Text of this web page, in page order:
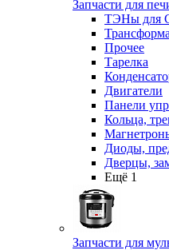
Запчасти для
ТЭНы для
Прочее
Тарелка
Двигатели
Панели
Кольца,
Диоды,
Дверцы,
Ещё 1
Запчасти для